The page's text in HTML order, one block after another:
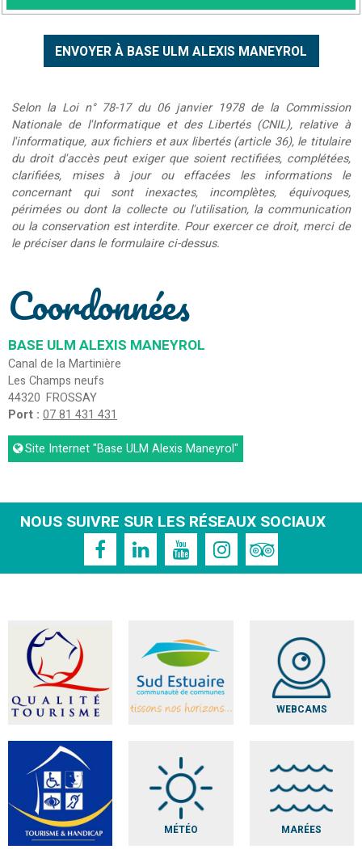
Selon la Loi n° 78-17 du 06 janvier 1978 de la Commission
Nationale de l'Informatique et des Libertés (CNIL), relative à
l'informatique, aux fichiers et aux libertés (article 36), le titulaire
du droit d'accès peut exiger que soient rectifiées, complétées,
clarifiées, mises à jour ou effacées les informations le
concernant qui sont inexactes, incomplètes, équivoques,
périmées ou dont la collecte ou l'utilisation, la communication
ou la conservation est interdite. Pour exercer ce droit, merci de
le préciser dans le formulaire ci-dessus.
Coordonnées
BASE ULM ALEXIS MANEYROL
Canal de la Martinière
Les Champs neufs
44320 FROSSAY
Port : 07 81 431 431
Site Internet"Base ULM Alexis Maneyrol"
NOUS SUIVRE SUR LES RÉSEAUX SOCIAUX
WEBCAMS
MÉTÉO MARÉES